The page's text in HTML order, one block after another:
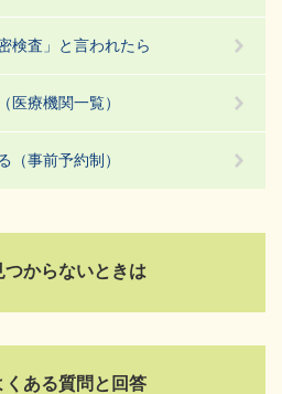
検査」と言われたら
医療機関一覧）
（事前予約制）
つからないときは
くある質問と回答